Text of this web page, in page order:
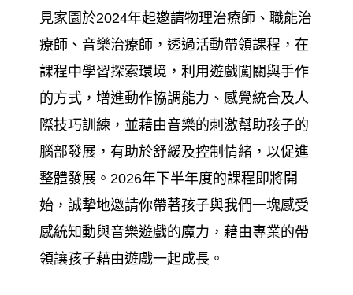
見家園於2024年起邀請物理治療師、職能治
療師、音樂治療師，透過活動帶領課程，在
課程中學習探索環境，利用遊戲闖關與手作
的方式，增進動作協調能力、感覺統合及人
際技巧訓練，並藉由音樂的刺激幫助孩子的
腦部發展，有助於舒緩及控制情緒，以促進
整體發展。2026年下半年度的課程即將開
始，誠摯地邀請你帶著孩子與我們一塊感受
感統知動與音樂遊戲的魔力，藉由專業的帶
領讓孩子藉由遊戲一起成長。